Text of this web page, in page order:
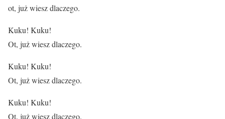
ot, już wiesz dlaczego.
Kuku! Kuku!
Ot, już wiesz dlaczego.
Kuku! Kuku!
Ot, już wiesz dlaczego.
Kuku! Kuku!
Ot, już wiesz dlaczego.